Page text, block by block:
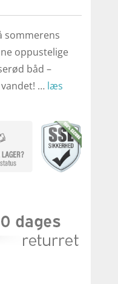
sommerens
oppustelige
båd –
… læs